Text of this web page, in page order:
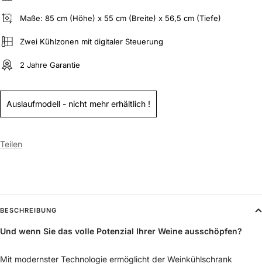
Maße: 85 cm (Höhe) x 55 cm (Breite) x 56,5 cm (Tiefe)
Zwei Kühlzonen mit digitaler Steuerung
2 Jahre Garantie
Auslaufmodell - nicht mehr erhältlich !
Teilen
BESCHREIBUNG
Und wenn Sie das volle Potenzial Ihrer Weine ausschöpfen?
Mit modernster Technologie ermöglicht der Weinkühlschrank